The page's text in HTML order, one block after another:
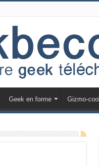
Geek en forme Gizmo-cool